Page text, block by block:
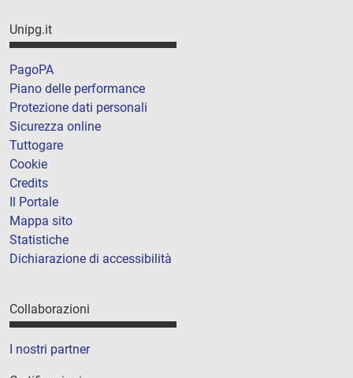
Unipg.it
PagoPA
Piano delle performance
Protezione dati personali
Sicurezza online
Tuttogare
Cookie
Credits
Il Portale
Mappa sito
Statistiche
Dichiarazione di accessibilità
Collaborazioni
I nostri partner